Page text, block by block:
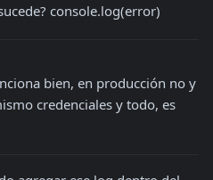
console.log(error)
bien, en producción no y
credenciales y todo, es